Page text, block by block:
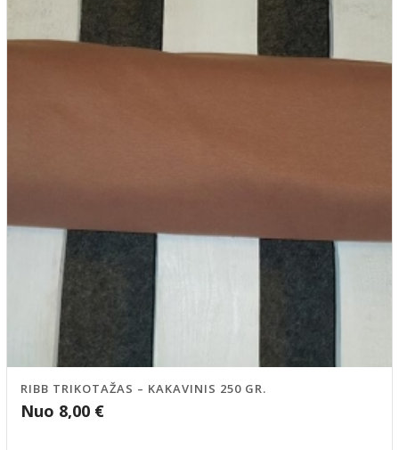
RIBB TRIKOTAŽAS – KAKAVINIS 250 GR.
Nuo 8,00 €